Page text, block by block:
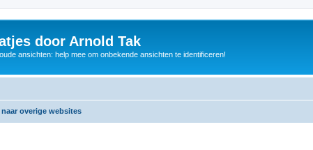
door Arnold Tak
ansichten: help mee om onbekende ansichten te identificeren!
overige websites